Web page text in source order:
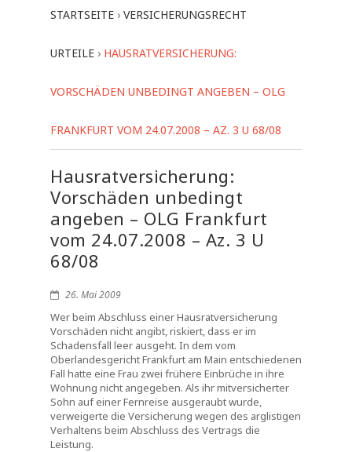
STARTSEITE › VERSICHERUNGSRECHT
URTEILE › HAUSRATVERSICHERUNG:
VORSCHÄDEN UNBEDINGT ANGEBEN – OLG
FRANKFURT VOM 24.07.2008 – AZ. 3 U 68/08
Hausratversicherung:
Vorschäden unbedingt
angeben – OLG Frankfurt
vom 24.07.2008 – Az. 3 U
68/08
26. Mai 2009
Wer beim Abschluss einer Hausratversicherung
Vorschäden nicht angibt, riskiert, dass er im
Schadensfall leer ausgeht. In dem vom
Oberlandesgericht Frankfurt am Main entschiedenen
Fall hatte eine Frau zwei frühere Einbrüche in ihre
Wohnung nicht angegeben. Als ihr mitversicherter
Sohn auf einer Fernreise ausgeraubt wurde,
verweigerte die Versicherung wegen des arglistigen
Verhaltens beim Abschluss des Vertrags die
Leistung.